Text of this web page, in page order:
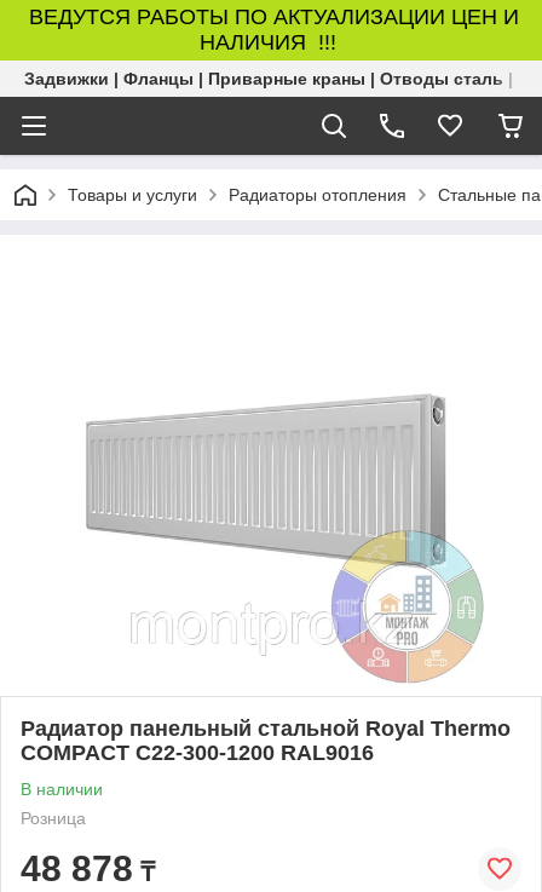
ВЕДУТСЯ РАБОТЫ ПО АКТУАЛИЗАЦИИ ЦЕН И
НАЛИЧИЯ !!!
Задвижки | Фланцы | Приварные краны | Отводы сталь |
Товары и услуги Радиаторы отопления Стальные
Радиатор панельный стальной Royal Thermo
COMPACT C22-300-1200 RAL9016
В наличии
Розница
48 878 ₸